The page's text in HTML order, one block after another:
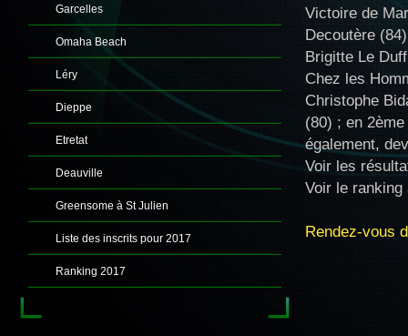
Garcelles
Omaha Beach
Léry
Dieppe
Etretat
Deauville
Greensome à St Julien
Liste des inscrits pour 2017
Ranking 2017
Victoire de
Decoutère
Brigitte Le
Chez les
Christophe
(80) ; en
également,
Voir les
Voir le
Rendez-vous